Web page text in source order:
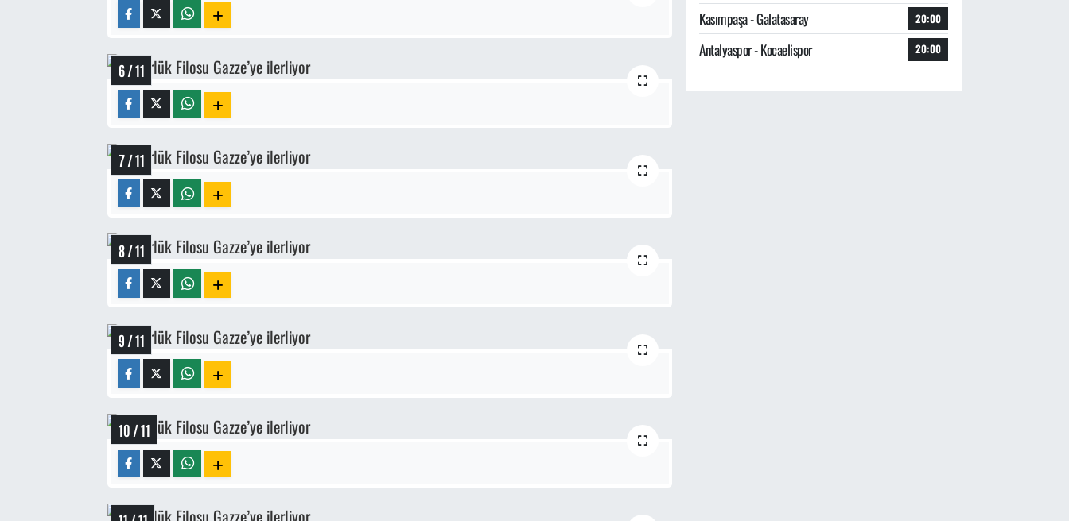
6 / 11
7 / 11
8 / 11
9 / 11
10 / 11
Kasımpaşa - Galatasaray 20:00
Antalyaspor - Kocaelispor 20:00